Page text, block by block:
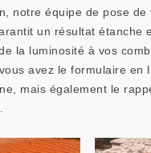
notre équipe de pose de
un résultat étanche
la luminosité à vos
avez le formulaire en
mais également le